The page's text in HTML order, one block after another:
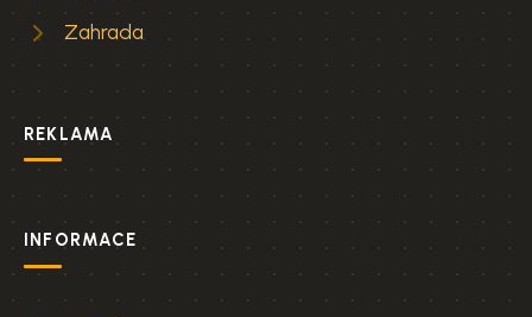
Zahrada
REKLAMA
INFORMACE